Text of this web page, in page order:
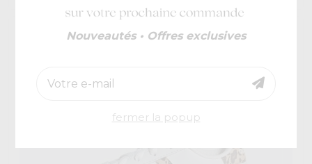
Nouveautés • Offres exclusives
fermer la popup